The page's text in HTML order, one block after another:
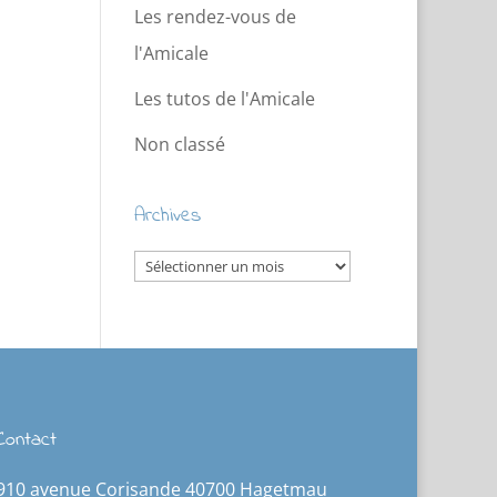
Les rendez-vous de
l'Amicale
Les tutos de l'Amicale
Non classé
Archives
Archives
avenue Corisande 40700 Hagetmau